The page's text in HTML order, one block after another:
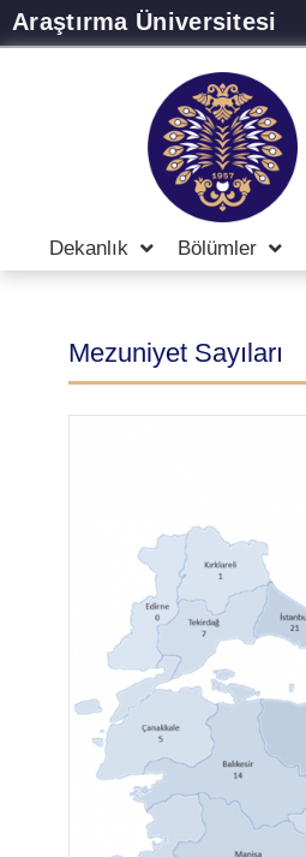
Araştırma Üniversitesi
Dekanlık Bölümler
Mezuniyet Sayıları